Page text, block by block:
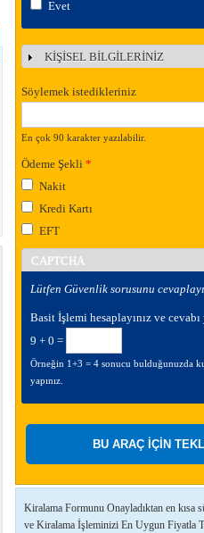
Evet
Göster
KİŞİSEL BİLGİLERİNİZ
Söylemek istedikleriniz
En çok 90 karakter yazılabilir.
Ödeme Şekli*
Nakit
Kredi Kartı
EFT
CAPTCHA
Lütfen Güvenlik sorusunu
Basit İşlemi hesaplayınız ve cevabı
9 + 0 =
Örneğin 1+3 = 4 sonucu bulduğunuzda kutuya 4 yazıp giriş
yapınız.
Kiralama Formunu Onayladıktan en kısa
ve Kiralama İşleminizi En Uygun Fiyatla